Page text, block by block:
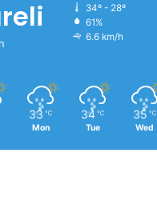
34º - 28º
61%
6.6 km/h
33 ℃
Mon
34 ℃
Tue
35 ℃
Wed